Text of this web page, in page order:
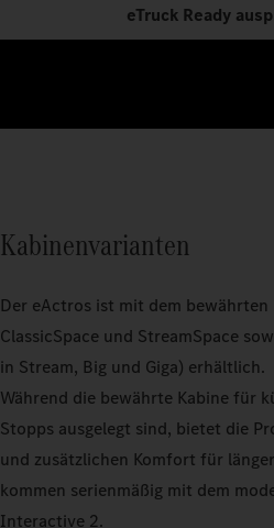
eTruck Ready
Kabinenvarianten
Der eActros ist mit dem bewährten
ClassicSpace und StreamSpace
in Stream, Big und Giga) erhältlich.
Während die bewährte Kabine für
Stopps ausgelegt sind, bietet die
und zusätzlichen Komfort für
kommen serienmäßig mit dem
Interactive 2.